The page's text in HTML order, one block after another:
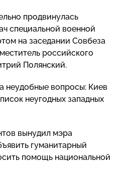
продвинулась
специальной военной
на заседании Совбеза
российского
Полянский.
неудобные вопросы: Киев
неугодных западных
вынудил мэра
гуманитарный
помощь национальной